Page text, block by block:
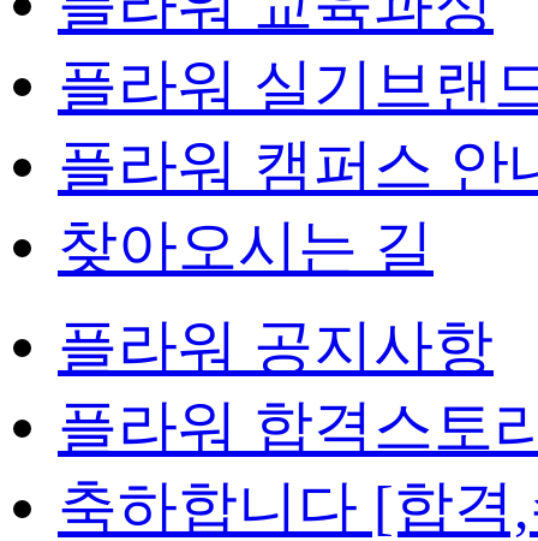
플라워 실기브랜
플라워 캠퍼스 안
찾아오시는 길
플라워 공지사항
플라워 합격스토
축하합니다 [합격